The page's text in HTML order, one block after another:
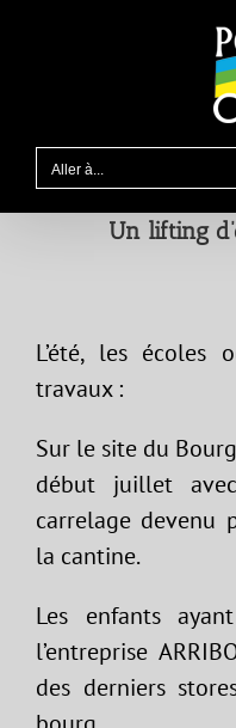
Aller à...
Un lifting
L’été, les écoles
travaux :
Sur le site du
début juillet
carrelage devenu
la cantine.
Les enfants
l’entreprise
des derniers